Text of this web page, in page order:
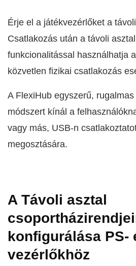
Érje el a játékvezérlőket a
Csatlakozás után a távoli
funkcionalitással használhatja
közvetlen fizikai csatlakozás
A FlexiHub egyszerű,
módszert kínál a
vagy más, USB-n
megosztására.
A Távoli asztal
konfigurálása PS-
vezérlőkhöz